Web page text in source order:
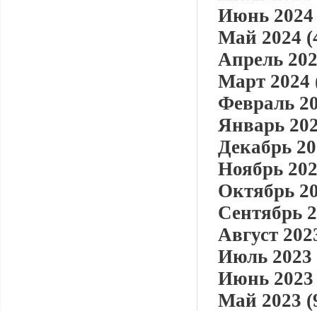
Июнь 2024
Май 2024
Апрель
Март 2024
Февраль
Январь
Декабрь
Ноябрь
Октябрь
Сентябрь
Август
Июль 2023
Июнь 2023
Май 2023